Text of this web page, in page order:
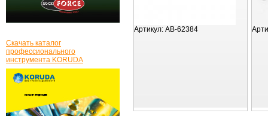
Артикул: AB-62384
Скачать каталог
профессионального
инструмента KORUDA